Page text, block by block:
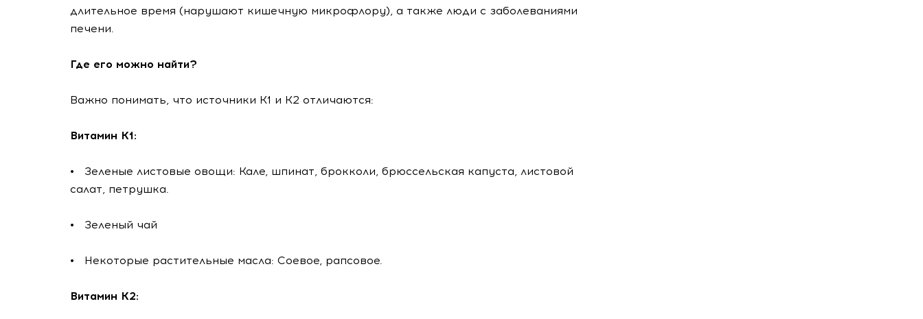
длительное время (нарушают кишечную микрофлору), а также люди с заболеваниями
печени.
Где его можно найти?
Важно понимать, что источники К1 и К2 отличаются:
Витамин К1:
• Зеленые листовые овощи: Кале, шпинат, брокколи, брюссельская капуста, листовой
салат, петрушка.
• Зеленый чай
• Некоторые растительные масла: Соевое, рапсовое.
Витамин К2: